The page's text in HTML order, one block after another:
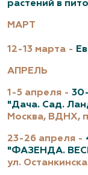
растений в
МАРТ
12-13 марта -
АПРЕЛЬ
1-5 апреля -
"Дача. Сад.
Москва, ВДНХ,
23-26 апреля -
"ФАЗЕНДА.
ул.